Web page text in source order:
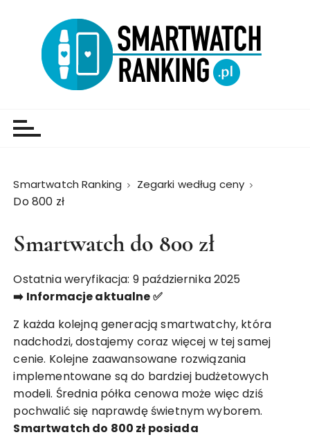
Smartwatch Ranking Zegarki według ceny
Do 800 zł
Smartwatch do 800 zł
Ostatnia weryfikacja: 9 października 2025
➡️ Informacje aktualne ✅
Z każda kolejną generacją smartwatchy, która
nadchodzi, dostajemy coraz więcej w tej samej
cenie. Kolejne zaawansowane rozwiązania
implementowane są do bardziej budżetowych
modeli. Średnia półka cenowa może więc dziś
pochwalić się naprawdę świetnym wyborem.
Smartwatch do 800 zł posiada